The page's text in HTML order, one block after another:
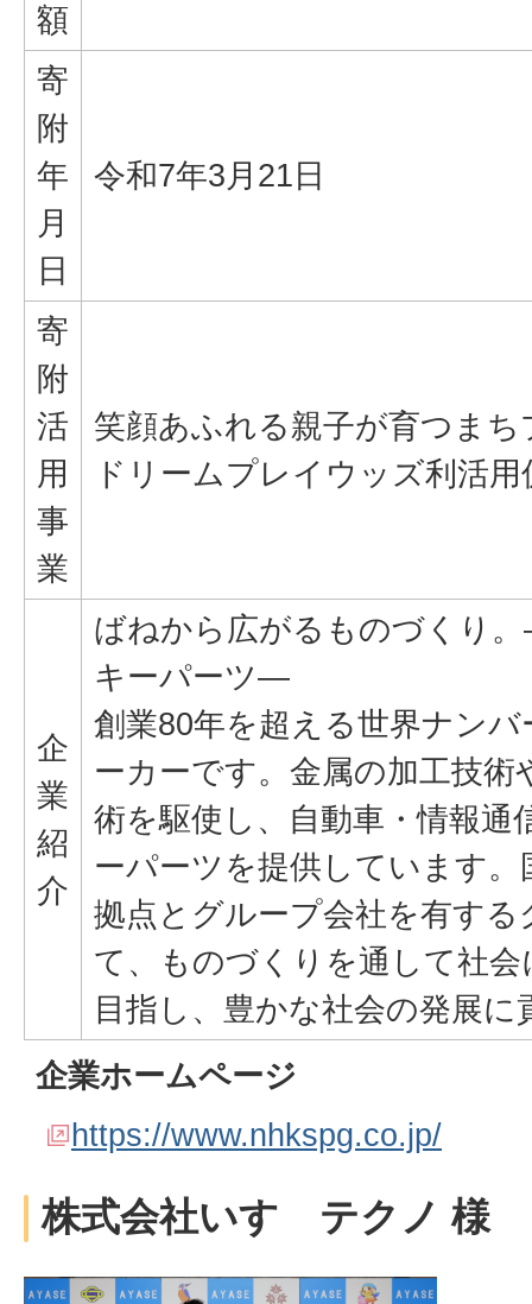
額
寄
附
年
月
日
令和7年3月21日
寄
附
活
用
事
業
笑顔あふれる親子が育つま
ドリームプレイウッズ利活用
企
業
紹
介
ばねから広がるものづくり
キーパーツ―
創業80年を超える世界ナン
ーカーです。金属の加工技
術を駆使し、自動車・情報通
ーパーツを提供しています
拠点とグループ会社を有す
て、ものづくりを通して社
目指し、豊かな社会の発展に
企業ホームページ
https://www.nhkspg.co.jp/
株式会社いすゞテクノ 様